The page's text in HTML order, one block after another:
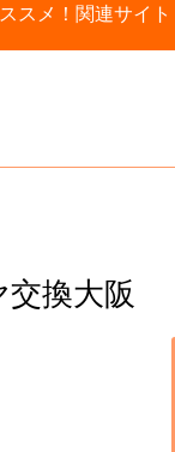
スメ！関連サイト
換大阪